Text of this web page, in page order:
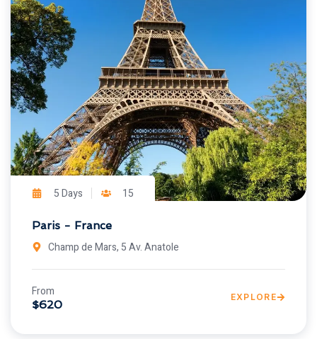
5 Days 15
Paris - France
Champ de Mars, 5 Av. Anatole
From
$620
EXPLORE